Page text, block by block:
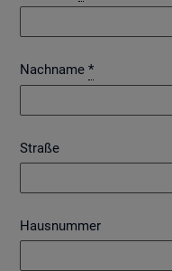
Nachname *
Straße
Hausnummer